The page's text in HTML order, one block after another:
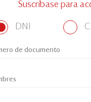
Suscríbase para
DNI